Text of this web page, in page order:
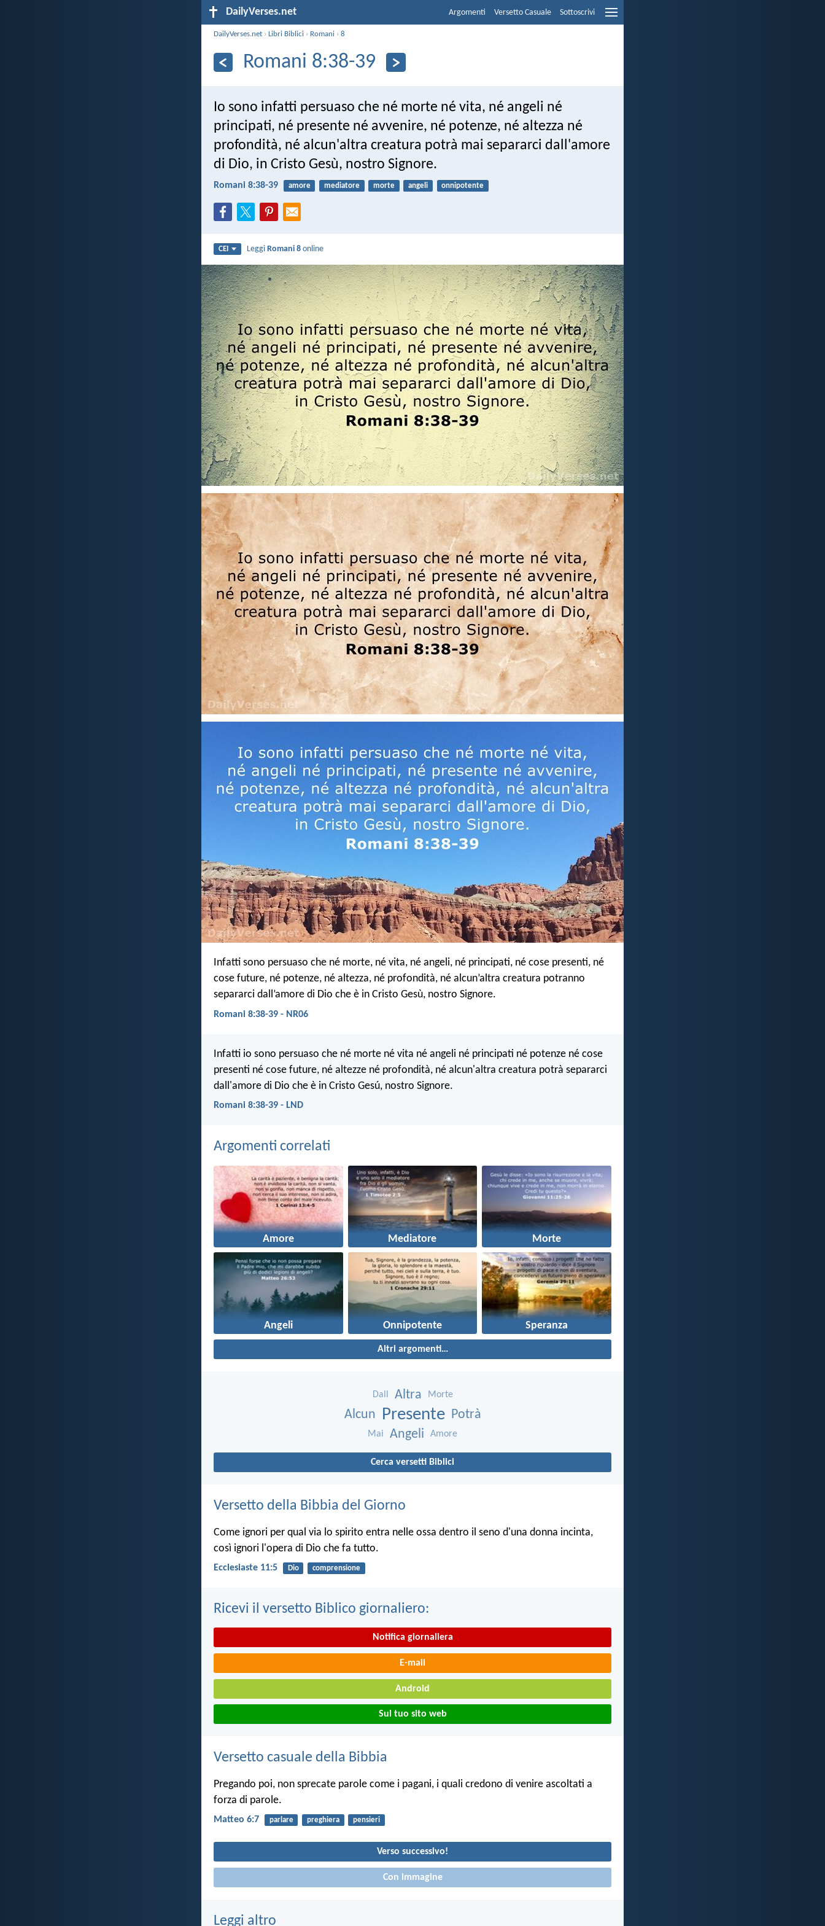
DailyVerses.net Argomenti Versetto Casuale Sottoscrivi
DailyVerses.net ›Libri Biblici › Romani ›8
Romani 8:38-39
Io sono infatti persuaso che né morte né vita, né angeli né
principati, né presente né avvenire, né potenze, né altezza né
profondità, né alcun'altra creatura potrà mai separarci dall'amore
di Dio, in Cristo Gesù, nostro Signore.
Romani 8:38-39 amore mediatore morte angeli onnipotente
CEI LeggiRomani 8 online
Infatti sono persuaso che né morte, né vita, né angeli, né principati, né cose presenti, né
cose future, né potenze, né altezza, né profondità, né alcun’altra creatura potranno
separarci dall’amore di Dio che è in Cristo Gesù, nostro Signore.
Romani 8:38-39 - NR06
Infatti io sono persuaso che né morte né vita né angeli né principati né potenze né cose
presenti né cose future, né altezze né profondità, né alcun'altra creatura potrà separarci
dall'amore di Dio che è in Cristo Gesú, nostro Signore.
Romani 8:38-39 - LND
Argomenti correlati
Amore Mediatore Morte
Angeli Onnipotente Speranza
Altri argomenti…
Dall Altra Morte
Alcun Presente Potrà
Mai Angeli Amore
Cerca versetti Biblici
Versetto della Bibbia del Giorno
Come ignori per qual via lo spirito entra nelle ossa dentro il seno d'una donna incinta,
così ignori l'opera di Dio che fa tutto.
Ecclesiaste 11:5 Dio comprensione
Ricevi il versetto Biblico giornaliero:
Notifica giornaliera
E-mail
Android
Sul tuo sito web
Versetto casuale della Bibbia
Pregando poi, non sprecate parole come i pagani, i quali credono di venire ascoltati a
forza di parole.
Matteo 6:7 parlare preghiera pensieri
Verso successivo!
Con immagine
Leggi altro